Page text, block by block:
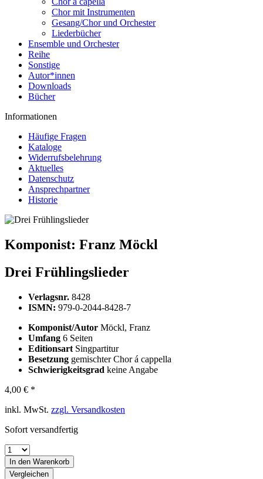
Chor mit Instrumenten
Gesang/Chor und Orchester
Liederbücher
Ensemble und Orchester
Reihe
Sonstige
Autor*innen
Downloads
Bücher
Informationen
Häufige Fragen
Kataloge
Widerrufsbelehrung
Aktuelles
Datenschutz
Ansprechpartner
Historie
Komponist: Franz Möckl
Drei Frühlingslieder
Verlagsnr. 8428
ISMN: 979-0-2044-8428-7
Komponist/Autor Möckl, Franz
Umfang 6 Seiten
Editionsart Singpartitur
Besetzung gemischter Chor á cappella
Schwierigkeitsgrad keine Angabe
4,00 € *
inkl. MwSt. zzgl. Versandkosten
Sofort versandfertig
In den Warenkorb
Vergleichen